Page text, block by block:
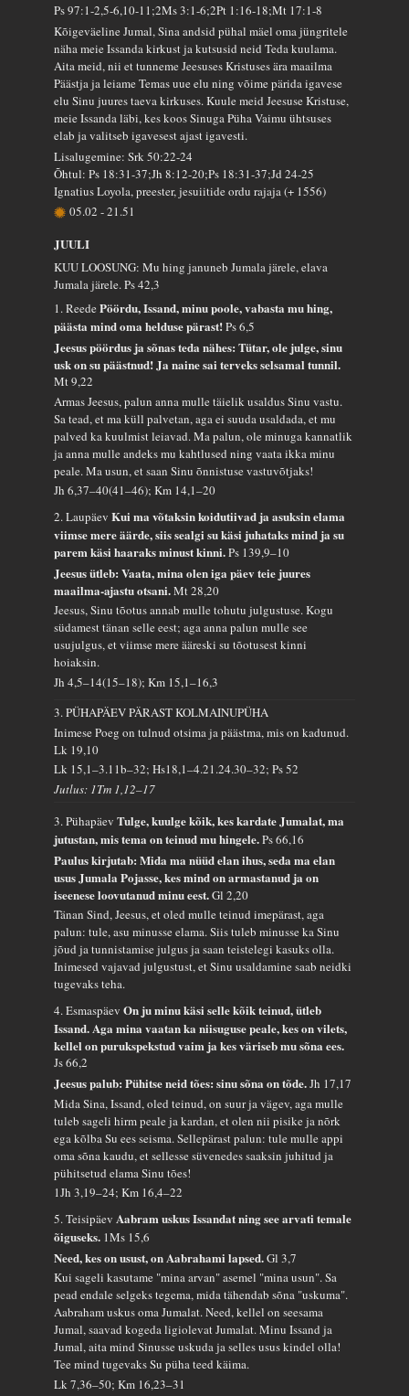
Ps 97:1-2,5-6,10-11;2Ms 3:1-6;2Pt 1:16-18;Mt 17:1-8
Kõigeväeline Jumal, Sina andsid pühal mäel oma jüngritele
näha meie Issanda kirkust ja kutsusid neid Teda kuulama.
Aita meid, nii et tunneme Jeesuses Kristuses ära maailma
Päästja ja leiame Temas uue elu ning võime pärida igavese
elu Sinu juures taeva kirkuses. Kuule meid Jeesuse Kristuse,
meie Issanda läbi, kes koos Sinuga Püha Vaimu ühtsuses
elab ja valitseb igavesest ajast igavesti.
Lisalugemine: Srk 50:22-24
Õhtul: Ps 18:31-37;Jh 8:12-20;Ps 18:31-37;Jd 24-25
Ignatius Loyola, preester, jesuiitide ordu rajaja (+ 1556)
05.02-21.51
JUULI
KUU LOOSUNG: Mu hing januneb Jumala järele, elava
Jumala järele.Ps 42,3
1. ReedePöördu, Issand, minu poole, vabasta mu hing,
päästa mind oma helduse pärast!Ps 6,5
Jeesus pöördus ja sõnas teda nähes: Tütar, ole julge, sinu
usk on su päästnud! Ja naine sai terveks selsamal tunnil.
Mt 9,22
Armas Jeesus, palun anna mulle täielik usaldus Sinu vastu.
Sa tead, et ma küll palvetan, aga ei suuda usaldada, et mu
palved ka kuulmist leiavad. Ma palun, ole minuga kannatlik
ja anna mulle andeks mu kahtlused ning vaata ikka minu
peale. Ma usun, et saan Sinu õnnistuse vastuvõtjaks!
Jh 6,37–40(41–46); Km 14,1–20
2. LaupäevKui ma võtaksin koidutiivad ja asuksin elama
viimse mere äärde, siis sealgi su käsi juhataks mind ja su
parem käsi haaraks minust kinni.Ps 139,9–10
Jeesus ütleb: Vaata, mina olen iga päev teie juures
maailma-ajastu otsani.Mt 28,20
Jeesus, Sinu tõotus annab mulle tohutu julgustuse. Kogu
südamest tänan selle eest; aga anna palun mulle see
usujulgus, et viimse mere ääreski su tõotusest kinni
hoiaksin.
Jh 4,5–14(15–18); Km 15,1–16,3
3. PÜHAPÄEV PÄRAST KOLMAINUPÜHA
Inimese Poeg on tulnud otsima ja päästma, mis on kadunud.
Lk 19,10
Lk 15,1–3.11b–32; Hs18,1–4.21.24.30–32; Ps 52
Jutlus: 1Tm 1,12–17
3. PühapäevTulge, kuulge kõik, kes kardate Jumalat, ma
jutustan, mis tema on teinud mu hingele.Ps 66,16
Paulus kirjutab: Mida ma nüüd elan ihus, seda ma elan
usus Jumala Pojasse, kes mind on armastanud ja on
iseenese loovutanud minu eest.Gl 2,20
Tänan Sind, Jeesus, et oled mulle teinud imepärast, aga
palun: tule, asu minusse elama. Siis tuleb minusse ka Sinu
jõud ja tunnistamise julgus ja saan teistelegi kasuks olla.
Inimesed vajavad julgustust, et Sinu usaldamine saab neidki
tugevaks teha.
4. EsmaspäevOn ju minu käsi selle kõik teinud, ütleb
Issand. Aga mina vaatan ka niisuguse peale, kes on vilets,
kellel on purukspekstud vaim ja kes väriseb mu sõna ees.
Js 66,2
Jeesus palub: Pühitse neid tões: sinu sõna on tõde.Jh 17,17
Mida Sina, Issand, oled teinud, on suur ja vägev, aga mulle
tuleb sageli hirm peale ja kardan, et olen nii pisike ja nõrk
ega kõlba Su ees seisma. Sellepärast palun: tule mulle appi
oma sõna kaudu, et sellesse süvenedes saaksin juhitud ja
pühitsetud elama Sinu tões!
1Jh 3,19–24; Km 16,4–22
5. TeisipäevAabram uskus Issandat ning see arvati temale
õiguseks. 1Ms 15,6
Need, kes on usust, on Aabrahami lapsed.Gl 3,7
Kui sageli kasutame "mina arvan" asemel "mina usun". Sa
pead endale selgeks tegema, mida tähendab sõna "uskuma".
Aabraham uskus oma Jumalat. Need, kellel on seesama
Jumal, saavad kogeda ligiolevat Jumalat. Minu Issand ja
Jumal, aita mind Sinusse uskuda ja selles usus kindel olla!
Tee mind tugevaks Su püha teed käima.
Lk 7,36–50; Km 16,23–31